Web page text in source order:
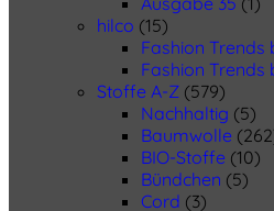
hilco (15)
Fashion Trends
Fashion Trends
Stoffe A-Z (579)
Nachhaltig (5)
Baumwolle
BIO-Stoffe (10)
Bündchen (5)
Cord (3)